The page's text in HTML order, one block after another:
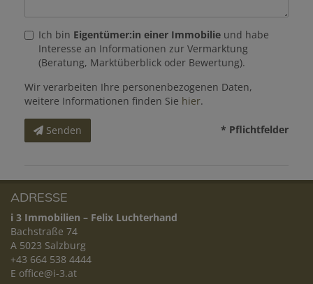
Ich bin Eigentümer:in einer Immobilie und habe
Interesse an Informationen zur Vermarktung
(Beratung, Marktüberblick oder Bewertung).
Wir verarbeiten Ihre personenbezogenen Daten,
weitere Informationen finden Sie hier.
Senden * Pflichtfelder
ADRESSE
i 3 Immobilien – Felix Luchterhand
Bachstraße 74
A 5023 Salzburg
+43 664 538 4444
E office@i-3.at